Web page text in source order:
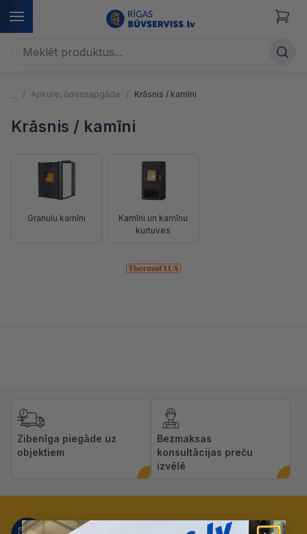
Apkure, ūdensapgāde Krāsnis / kamīni
Krāsnis / kamīni
Granulu kamīni
Kamīni un kamīnu
kurtuves
Zibenīga piegāde uz
objektiem
Bezmaksas
konsultācijas preču
izvēlē
Nepalaid garām mūsu lieliskos